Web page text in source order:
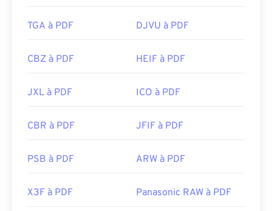
TGA à PDF DJVU à PDF
CBZ à PDF HEIF à PDF
JXL à PDF ICO à PDF
CBR à PDF JFIF à PDF
PSB à PDF ARW à PDF
X3F à PDF Panasonic RAW à PDF